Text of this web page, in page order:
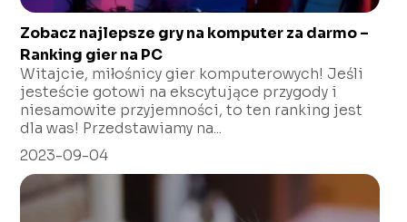
Zobacz najlepsze gry na komputer za darmo –
Ranking gier na PC
Witajcie, miłośnicy gier komputerowych! Jeśli
jesteście gotowi na ekscytujące przygody i
niesamowite przyjemności, to ten ranking jest
dla was! Przedstawiamy na...
2023-09-04